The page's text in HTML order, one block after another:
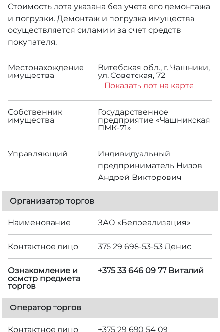
Стоимость лота указана без учета его демонтажа
и погрузки. Демонтаж и погрузка имущества
осуществляется силами и за счет средств
покупателя.
Местонахождение
имущества
Витебская обл., г. Чашники,
ул. Советская, 72
Показать лот на карте
Собственник
имущества
Государственное
предприятие «Чашникская
ПМК-71»
Управляющий
Индивидуальный
предприниматель Низов
Андрей Викторович
Организатор торгов
Наименование ЗАО «Белреализация»
Контактное лицо 375 29 698-53-53 Денис
Ознакомление и
осмотр предмета
торгов
+375 33 646 09 77 Виталий
Оператор торгов
Контактное лицо +375 29 690 54 09